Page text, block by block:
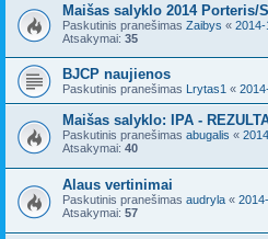
Maišas salyklo 2014 Porteris/
Paskutinis pranešimas Zaibys « 2014-
Atsakymai: 35
BJCP naujienos
Paskutinis pranešimas Lrytas1 «
Maišas salyklo: IPA -
Paskutinis pranešimas abugalis «
Atsakymai: 40
Alaus vertinimai
Paskutinis pranešimas audryla «
Atsakymai: 57